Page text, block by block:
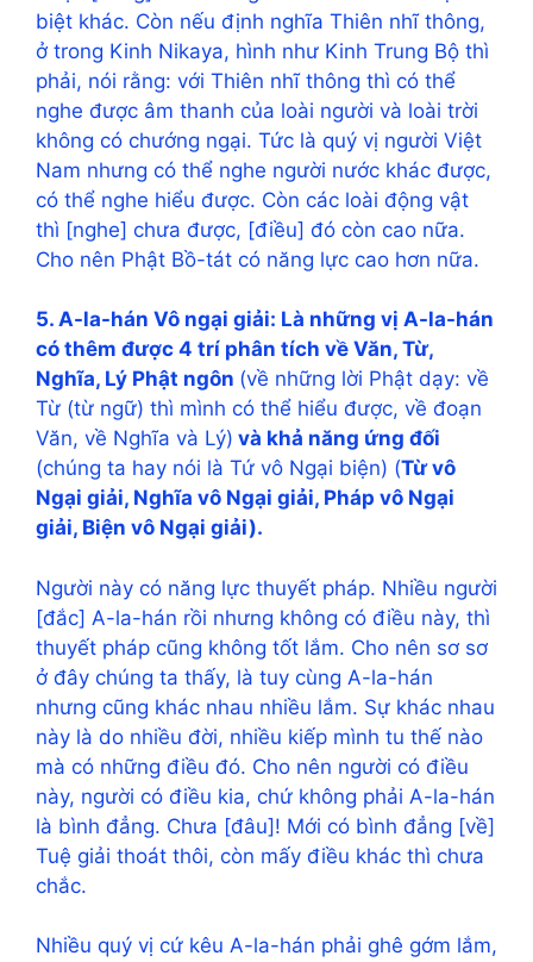
biệt khác. Còn nếu định nghĩa Thiên nhĩ thông,
ở trong Kinh Nikaya, hình như Kinh Trung Bộ thì
phải, nói rằng: với Thiên nhĩ thông thì có thể
nghe được âm thanh của loài người và loài trời
không có chướng ngại. Tức là quý vị người Việt
Nam nhưng có thể nghe người nước khác được,
có thể nghe hiểu được. Còn các loài động vật
thì [nghe] chưa được, [điều] đó còn cao nữa.
Cho nên Phật Bồ-tát có năng lực cao hơn nữa.
5. A-la-hán Vô ngại giải: Là những vị A-la-hán
có thêm được 4 trí phân tích về Văn, Từ,
Nghĩa, Lý Phật ngôn (về những lời Phật dạy: về
Từ (từ ngữ) thì mình có thể hiểu được, về đoạn
Văn, về Nghĩa và Lý) và khả năng ứng đối
(chúng ta hay nói là Tứ vô Ngại biện) (Từ vô
Ngại giải, Nghĩa vô Ngại giải, Pháp vô Ngại
giải, Biện vô Ngại giải).
Người này có năng lực thuyết pháp. Nhiều người
[đắc] A-la-hán rồi nhưng không có điều này, thì
thuyết pháp cũng không tốt lắm. Cho nên sơ sơ
ở đây chúng ta thấy, là tuy cùng A-la-hán
nhưng cũng khác nhau nhiều lắm. Sự khác nhau
này là do nhiều đời, nhiều kiếp mình tu thế nào
mà có những điều đó. Cho nên người có điều
này, người có điều kia, chứ không phải A-la-hán
là bình đẳng. Chưa [đâu]! Mới có bình đẳng [về]
Tuệ giải thoát thôi, còn mấy điều khác thì chưa
chắc.
Nhiều quý vị cứ kêu A-la-hán phải ghê gớm lắm,